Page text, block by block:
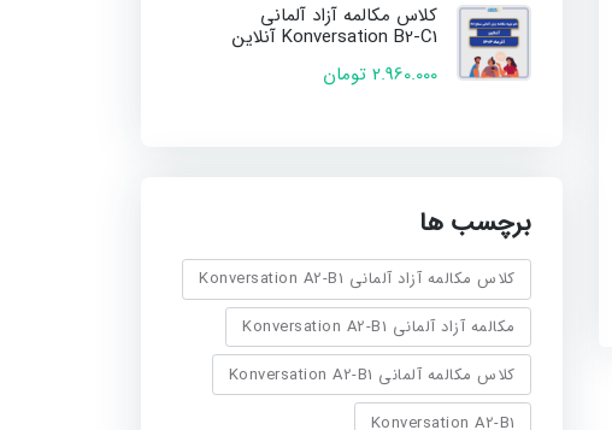
کلاس مکالمه آزاد آلمانی
Konversation B2-C1 آنلاین
2.960.000 تومان
برچسب ها
کلاس مکالمه آزاد آلمانی Konversation A2-B1
مکالمه آزاد آلمانی Konversation A2-B1
کلاس مکالمه آلمانی Konversation A2-B1
Konversation A2-B1